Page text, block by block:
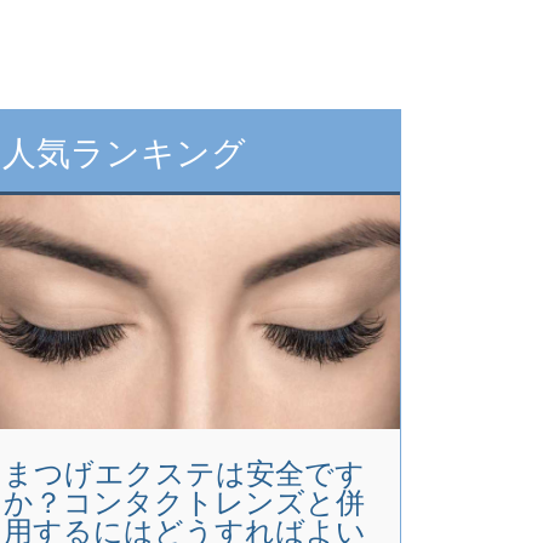
人気ランキング
まつげエクステは安全です
か？コンタクトレンズと併
用するにはどうすればよい